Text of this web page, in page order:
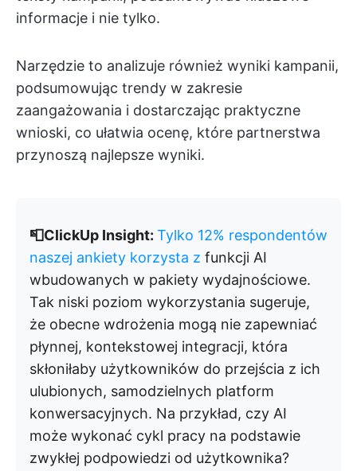
informacje i nie tylko.
Narzędzie to analizuje również wyniki kampanii,
podsumowując trendy w zakresie
zaangażowania i dostarczając praktyczne
wnioski, co ułatwia ocenę, które partnerstwa
przynoszą najlepsze wyniki.
📮ClickUp Insight: Tylko 12% respondentów
naszej ankiety korzysta z funkcji AI
wbudowanych w pakiety wydajnościowe.
Tak niski poziom wykorzystania sugeruje,
że obecne wdrożenia mogą nie zapewniać
płynnej, kontekstowej integracji, która
skłoniłaby użytkowników do przejścia z ich
ulubionych, samodzielnych platform
konwersacyjnych. Na przykład, czy AI
może wykonać cykl pracy na podstawie
zwykłej podpowiedzi od użytkownika?